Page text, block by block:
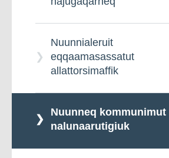
Nuunnialeruit
eqqaamasassatut
allattorsimaffik
Nuunneq kommunimut
nalunaarutigiuk